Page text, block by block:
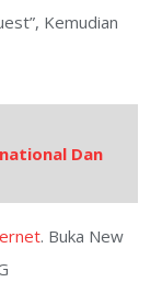
Kemudian
Dan
. Buka New